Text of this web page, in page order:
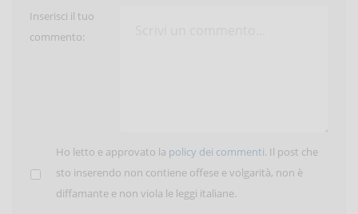
Inserisci il tuo
commento:
Ho letto e approvato la policy dei commenti. Il post che
sto inserendo non contiene offese e volgarità, non è
diffamante e non viola le leggi italiane.